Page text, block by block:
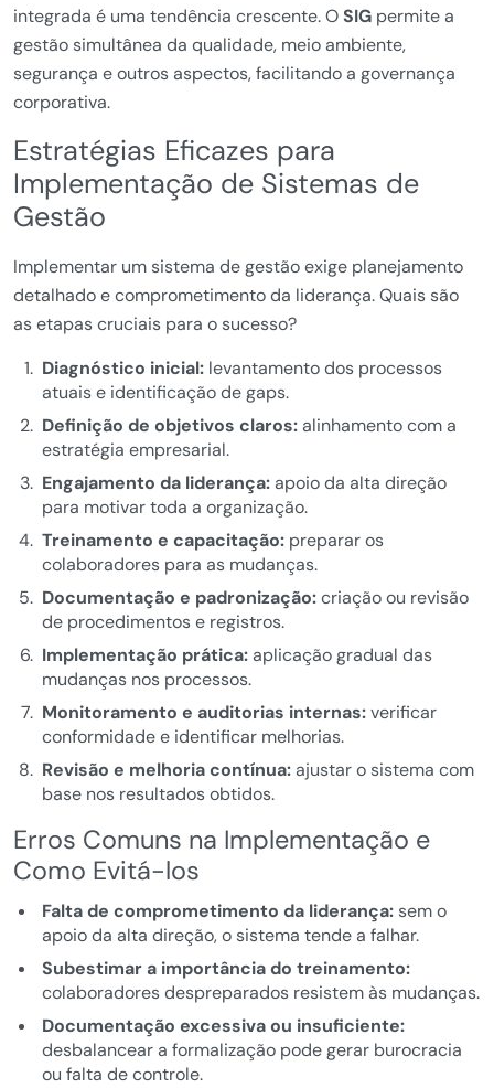
integrada é uma tendência crescente. OSIG permite a
gestão simultânea da qualidade, meio ambiente,
segurança e outros aspectos, facilitando a governança
corporativa.
Estratégias Eficazes para
Implementação de Sistemas de
Gestão
Implementar um sistema de gestão exige planejamento
detalhado e comprometimento da liderança. Quais são
as etapas cruciais para o sucesso?
Diagnóstico inicial:levantamento dos processos
atuais e identificação de gaps.
Definição de objetivos claros:alinhamento com a
estratégia empresarial.
Engajamento da liderança:apoio da alta direção
para motivar toda a organização.
Treinamento e capacitação:preparar os
colaboradores para as mudanças.
Documentação e padronização:criação ou revisão
de procedimentos e registros.
Implementação prática:aplicação gradual das
mudanças nos processos.
Monitoramento e auditorias internas:verificar
conformidade e identificar melhorias.
Revisão e melhoria contínua:ajustar o sistema com
base nos resultados obtidos.
Erros Comuns na Implementação e
Como Evitá-los
Falta de comprometimento da liderança:sem o
apoio da alta direção, o sistema tende a falhar.
Subestimar a importância do treinamento:
colaboradores despreparados resistem às mudanças.
Documentação excessiva ou insuficiente:
desbalancear a formalização pode gerar burocracia
ou falta de controle.